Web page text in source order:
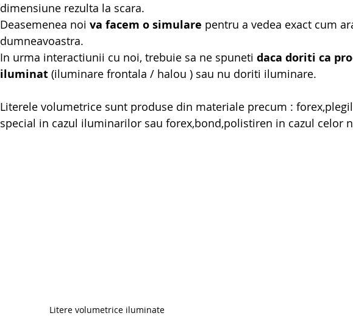
dimensiune rezulta la scara.
Deasemenea noi va facem o simulare pentru a vedea exact cum
dumneavoastra.
In urma interactiunii cu noi, trebuie sa ne spuneti daca doriti ca
iluminat (iluminare frontala / halou ) sau nu doriti iluminare.
Literele volumetrice sunt produse din materiale precum :
special in cazul iluminarilor sau forex,bond,polistiren in cazul celor
Litere volumetrice iluminate